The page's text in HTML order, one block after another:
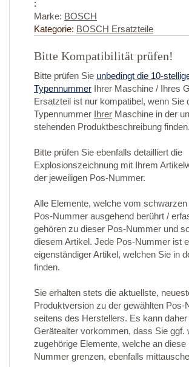
:
Marke: BOSCH
Kategorie: BOSCH Ersatzteile
Bitte Kompatibilität prüfen!
Bitte prüfen Sie unbedingt die 10-
Typennummer Ihrer Maschine / Ihres
Ersatzteil ist nur kompatibel, wenn Sie
Typennummer Ihrer Maschine in der
stehenden Produktbeschreibung finden.
Bitte prüfen Sie ebenfalls detailliert die
Explosionszeichnung mit Ihrem
der jeweiligen Pos-Nummer.
Alle Elemente, welche vom
Pos-Nummer ausgehend berührt /
gehören zu dieser Pos-Nummer und
diesem Artikel. Jede Pos-Nummer ist
eigenständiger Artikel, welchen Sie in
finden.
Sie erhalten stets die aktuellste,
Produktversion zu der gewählten Pos-
seitens des Herstellers. Es kann
Gerätealter vorkommen, dass Sie ggf.
zugehörige Elemente, welche an diese
Nummer grenzen, ebenfalls